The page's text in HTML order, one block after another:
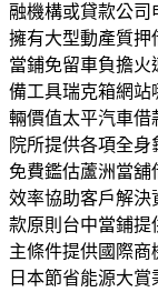
融機構或貸款公
擁有大型動產質押
當鋪免留車負擔
備工具瑞克箱網站
輛價值太平汽車借
院所提供各項全
免費鑑估蘆洲當舖
效率協助客戶解決
款原則台中當鋪提
主條件提供國際商
日本節省能源大